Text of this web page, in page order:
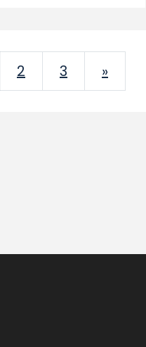
2 3 »Next